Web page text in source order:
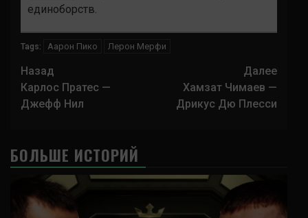
единоборств.
Tags: Аарон Пико Лерон Мерфи
Навигация
записи
Назад
Карлос Пратес —
Джефф Нил
Далее
Хамзат Чимаев —
Дрикус Дю Плесси
БОЛЬШЕ ИСТОРИЙ